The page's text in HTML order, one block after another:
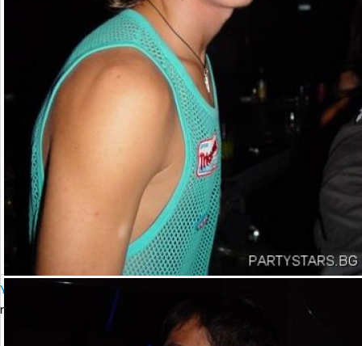
YALTA Club Presents MARTIN SOLVERG
петък, 06 октомври 2006 23:00